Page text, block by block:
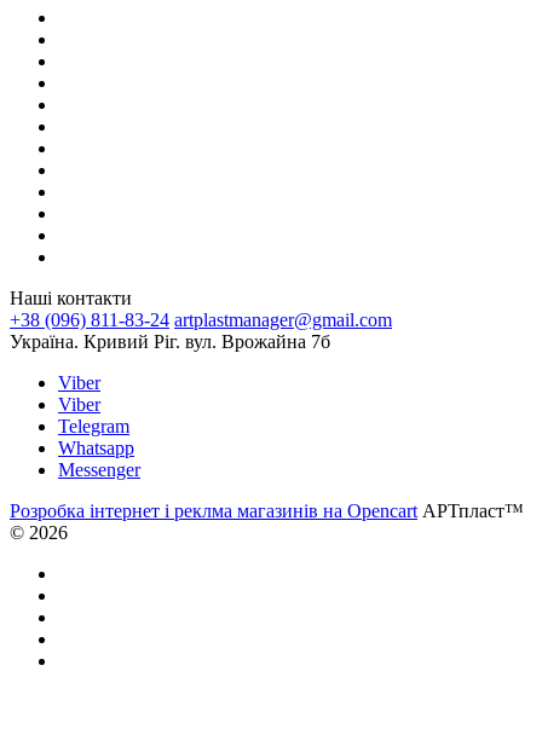
Наші контакти
+38 (096) 811-83-24 artplastmanager@gmail.com
Україна. Кривий Ріг. вул. Врожайна 7б
Viber
Viber
Telegram
Whatsapp
Messenger
Розробка інтернет і реклма магазинів на Opencart АРТпласт™
© 2026